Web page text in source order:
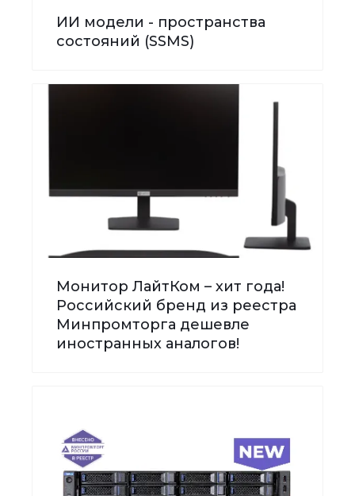
ИИ модели - пространства
состояний (SSMS)
Монитор ЛайтКом – хит года!
Российский бренд из реестра
Минпромторга дешевле
иностранных аналогов!